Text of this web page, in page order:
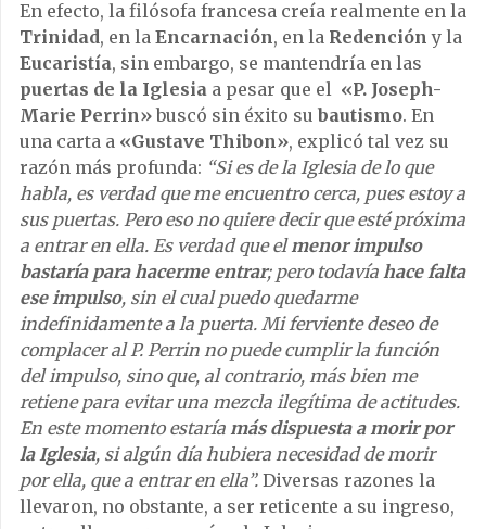
En efecto, la filósofa francesa creía realmente en la
Trinidad, en la Encarnación, en la Redencióny la
Eucaristía, sin embargo, se mantendría en las
puertas de la Iglesia a pesar que el «P. Joseph-
Marie Perrin»buscó sin éxito su bautismo. En
una carta a «Gustave Thibon», explicó tal vez su
razón más profunda: “Si es de la Iglesia de lo que
habla, es verdad que me encuentro cerca, pues estoy a
sus puertas. Pero eso no quiere decir que esté próxima
a entrar en ella. Es verdad que elmenor impulso
bastaría para hacerme entrar; pero todavía hace falta
ese impulso, sin el cual puedo quedarme
indefinidamente a la puerta. Mi ferviente deseo de
complacer al P. Perrin no puede cumplir la función
del impulso, sino que, al contrario, más bien me
retiene para evitar una mezcla ilegítima de actitudes.
En este momento estaría más dispuesta a morir por
la Iglesia, si algún día hubiera necesidad de morir
por ella, que a entrar en ella”. Diversas razones la
llevaron, no obstante, a ser reticente a su ingreso,